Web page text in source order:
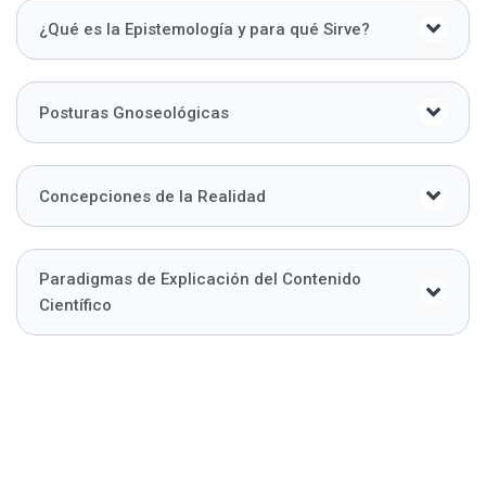
¿Qué es la Epistemología y para qué Sirve?
Posturas Gnoseológicas
Concepciones de la Realidad
Paradigmas de Explicación del Contenido
Científico